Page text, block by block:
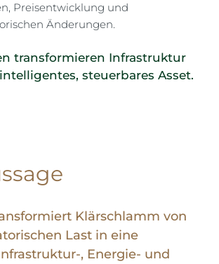
Preisentwicklung und
Änderungen.
transformieren Infrastruktur
steuerbares Asset.
Klärschlamm von
Last in eine
, Energie- und